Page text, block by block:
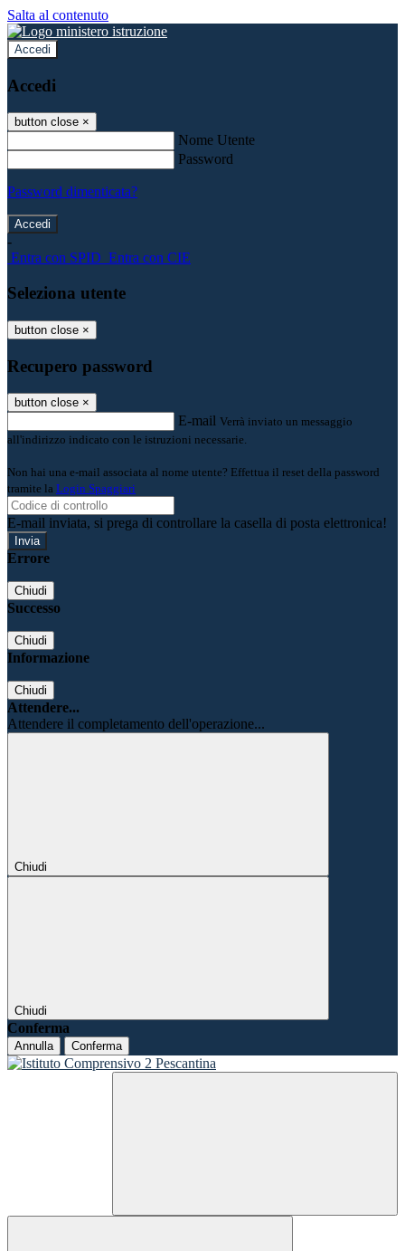
Salta al contenuto
Accedi
Accedi
button close ×
Nome Utente
Password
Password dimenticata?
-
Entra con SPID Entra con CIE
Seleziona utente
button close ×
Recupero password
button close ×
E-mail Verrà inviato un messaggio
all'indirizzo indicato con le istruzioni necessarie.
Non hai una e-mail associata al nome utente? Effettua il reset della password
tramite la Login Spaggiari
E-mail inviata, si prega di controllare la casella di posta elettronica!
Errore
Chiudi
Successo
Chiudi
Informazione
Chiudi
Attendere...
Attendere il completamento dell'operazione...
Chiudi
Chiudi
Conferma
Annulla Conferma